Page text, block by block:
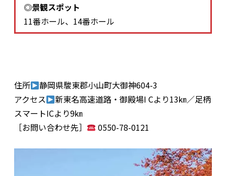
◎景観スポット
11番ホール、14番ホール
住所
静岡県駿東郡小山町大御神604-3
アクセス
新東名高速道路・御殿場I Cより13㎞／足柄
スマートICより9㎞
［お問い合わせ先］
0550-78-0121